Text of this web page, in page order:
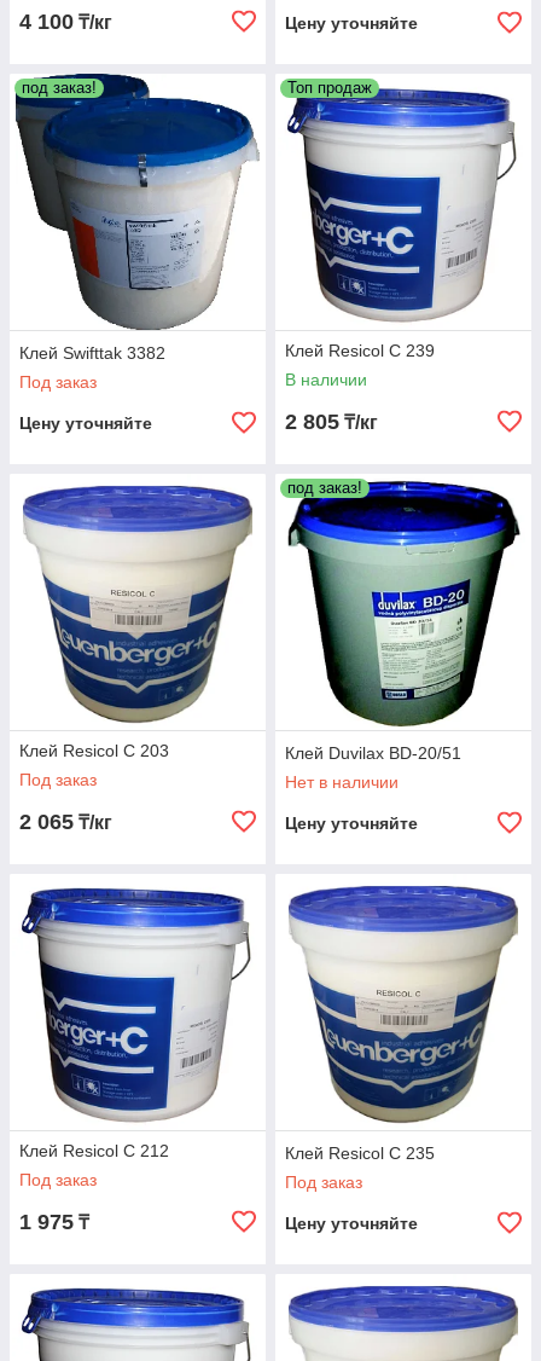
4 100 ₸/кг Цену уточняйте
под заказ!
Клей Swifttak 3382
Под заказ
Цену уточняйте
Топ продаж
Клей Resicol C 239
В наличии
2 805 ₸/кг
Клей Resicol C 203
Под заказ
2 065 ₸/кг
под заказ!
Клей Duvilax BD-20/51
Нет в наличии
Цену уточняйте
Клей Resicol C 212
Под заказ
1 975 ₸
Клей Resicol C 235
Под заказ
Цену уточняйте